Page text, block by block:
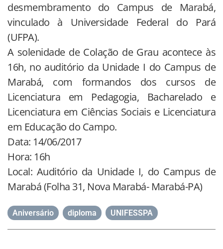
desmembramento do Campus de Marabá,
vinculado à Universidade Federal do Pará
(UFPA).
A solenidade de Colação de Grau acontece às
16h, no auditório da Unidade I do Campus de
Marabá, com formandos dos cursos de
Licenciatura em Pedagogia, Bacharelado e
Licenciatura em Ciências Sociais e Licenciatura
em Educação do Campo.
Data: 14/06/2017
Hora: 16h
Local: Auditório da Unidade I, do Campus de
Marabá (Folha 31, Nova Marabá- Marabá-PA)
Aniversário diploma UNIFESSPA